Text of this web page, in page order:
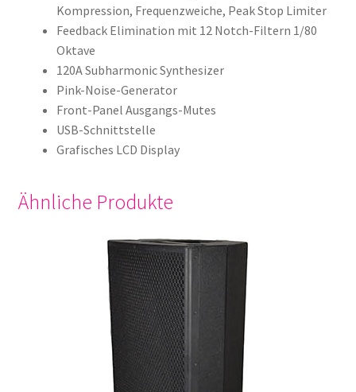
Kompression, Frequenzweiche, Peak Stop Limiter
Feedback Elimination mit 12 Notch-Filtern 1/80
Oktave
120A Subharmonic Synthesizer
Pink-Noise-Generator
Front-Panel Ausgangs-Mutes
USB-Schnittstelle
Grafisches LCD Display
Ähnliche Produkte